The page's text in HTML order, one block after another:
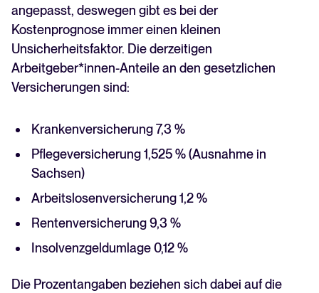
angepasst, deswegen gibt es bei der
Kostenprognose immer einen kleinen
Unsicherheitsfaktor. Die derzeitigen
Arbeitgeber*innen-Anteile an den gesetzlichen
Versicherungen sind:
Krankenversicherung 7,3 %
Pflegeversicherung 1,525 % (Ausnahme in
Sachsen)
Arbeitslosenversicherung 1,2 %
Rentenversicherung 9,3 %
Insolvenzgeldumlage 0,12 %
Die Prozentangaben beziehen sich dabei auf die